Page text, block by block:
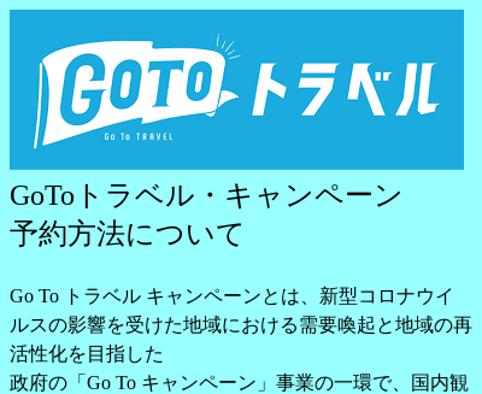
GoToトラベル・キャンペーン
予約方法について
Go To トラベル キャンペーンとは、新型コロナウイ
ルスの影響を受けた地域における需要喚起と地域の再
活性化を目指した
政府の「Go To キャンペーン」事業の一環で、国内観